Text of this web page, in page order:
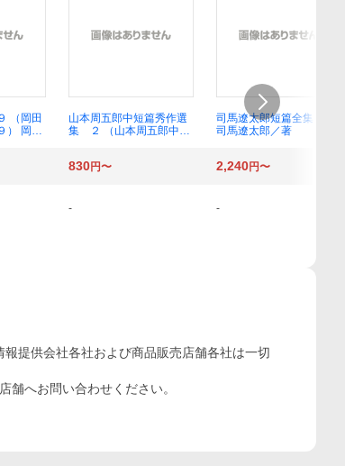
（岡田
岡田
山本周五郎中短篇秀作選
集 ２ （山本周五郎中短
／監修
司馬遼太郎短篇全集 ７
司馬遼太郎／著
830円〜 2,240円〜
- -
提供会社各社および商品販売店舗各社は一切
へお問い合わせください。